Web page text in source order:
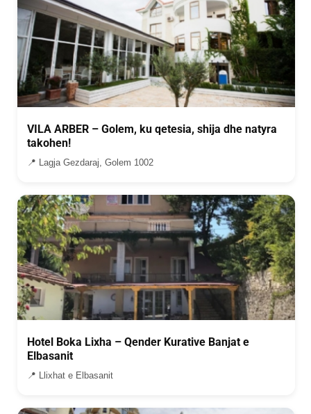
VILA ARBER – Golem, ku qetesia, shija dhe natyra
takohen!
📍 Lagja Gezdaraj, Golem 1002
Hotel Boka Lixha – Qender Kurative Banjat e
Elbasanit
📍 Llixhat e Elbasanit